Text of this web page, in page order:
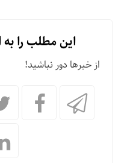
این مطلب را به
از خبرها دور نباشید!